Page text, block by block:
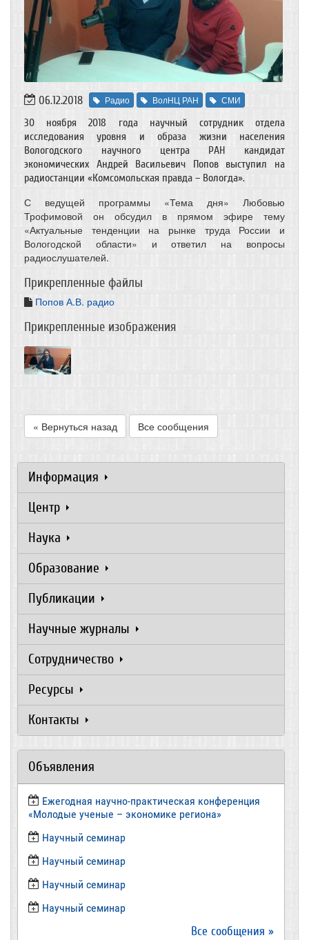
06.12.2018 Радио ВолНЦ РАН СМИ
30 ноября 2018 года научный сотрудник отдела
исследования уровня и образа жизни населения
Вологодского научного центра РАН кандидат
экономических Андрей Васильевич Попов выступил на
радиостанции «Комсомольская правда – Вологда».
С ведущей программы «Тема дня» Любовью
Трофимовой он обсудил в прямом эфире тему
«Актуальные тенденции на рынке труда России и
Вологодской области» и ответил на вопросы
радиослушателей.
Прикрепленные файлы
Попов А.В. радио
Прикрепленные изображения
« Вернуться назад Все сообщения
Информация
Центр
Наука
Образование
Публикации
Научные журналы
Сотрудничество
Ресурсы
Контакты
Объявления
Ежегодная научно-практическая конференция
«Молодые ученые – экономике региона»
​Научный семинар
​Научный семинар
Научный семинар
​Научный семинар
Все сообщения »